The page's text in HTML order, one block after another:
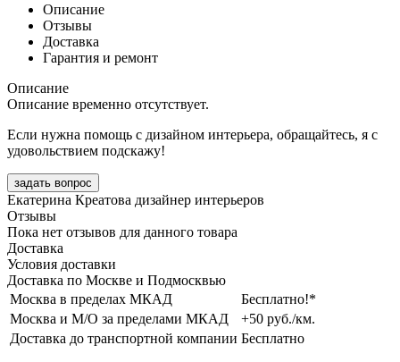
Описание
Отзывы
Доставка
Гарантия и ремонт
Описание
Описание временно отсутствует.
Если нужна помощь с дизайном интерьера, обращайтесь, я с
удовольствием подскажу!
задать вопрос
Екатерина Креатова дизайнер интерьеров
Отзывы
Пока нет отзывов для данного товара
Доставка
Условия доставки
Доставка по Москве и Подмосквью
Москва в пределах МКАД
Бесплатно!*
Москва и М/О за пределами МКАД
+50 руб./км.
Доставка до транспортной компании Бесплатно